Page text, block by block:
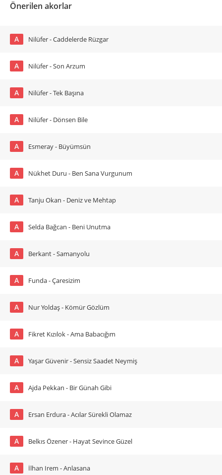
Önerilen akorlar
A Nilüfer - Caddelerde Rüzgar
A Nilüfer - Son Arzum
A Nilüfer - Tek Başına
A Nilüfer - Dönsen Bile
A Esmeray - Büyümsün
A Nükhet Duru - Ben Sana Vurgunum
A Tanju Okan - Deniz ve Mehtap
A Selda Bağcan - Beni Unutma
A Berkant - Samanyolu
A Funda - Çaresizim
A Nur Yoldaş - Kömür Gözlüm
A Fikret Kızılok - Ama Babacığım
A Yaşar Güvenir - Sensiz Saadet Neymiş
A Ajda Pekkan - Bir Günah Gibi
A Ersan Erdura - Acılar Sürekli Olamaz
A Belkıs Özener - Hayat Sevince Güzel
A İlhan Irem - Anlasana